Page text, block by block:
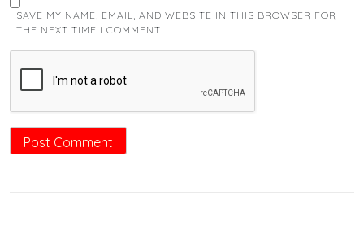
SAVE MY NAME, EMAIL, AND WEBSITE IN THIS BROWSER FOR
THE NEXT TIME I COMMENT.